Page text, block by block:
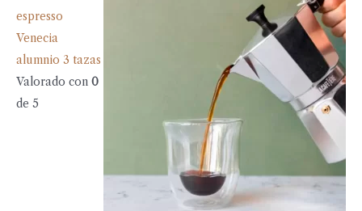
espresso
Venecia
alumnio 3 tazas
Valorado con 0
de 5